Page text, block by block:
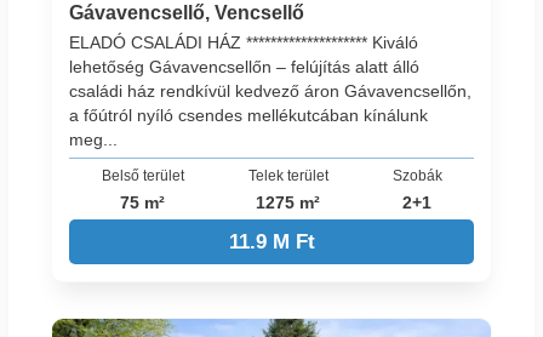
Gávavencsellő, Vencsellő
ELADÓ CSALÁDI HÁZ ******************** Kiváló
lehetőség Gávavencsellőn – felújítás alatt álló
családi ház rendkívül kedvező áron Gávavencsellőn,
a főútról nyíló csendes mellékutcában kínálunk
meg...
Belső terület
75 m²
Telek terület
1275 m²
Szobák
2+1
11.9 M Ft